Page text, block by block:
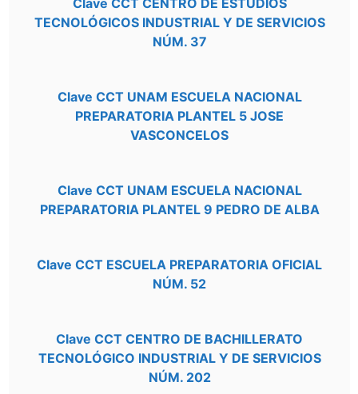
Clave CCT CENTRO DE ESTUDIOS
TECNOLÓGICOS INDUSTRIAL Y DE SERVICIOS
NÚM. 37
Clave CCT UNAM ESCUELA NACIONAL
PREPARATORIA PLANTEL 5 JOSE
VASCONCELOS
Clave CCT UNAM ESCUELA NACIONAL
PREPARATORIA PLANTEL 9 PEDRO DE ALBA
Clave CCT ESCUELA PREPARATORIA OFICIAL
NÚM. 52
Clave CCT CENTRO DE BACHILLERATO
TECNOLÓGICO INDUSTRIAL Y DE SERVICIOS
NÚM. 202